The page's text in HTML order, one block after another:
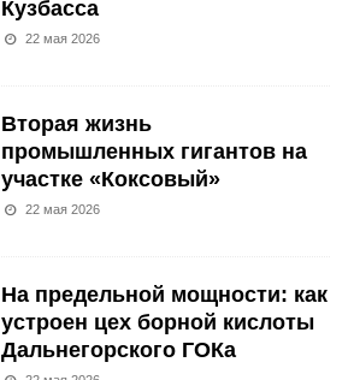
Кузбасса
22 мая 2026
Вторая жизнь
промышленных гигантов на
участке «Коксовый»
22 мая 2026
На предельной мощности: как
устроен цех борной кислоты
Дальнегорского ГОКа